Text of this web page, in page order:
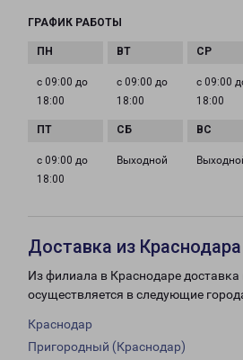
ГРАФИК РАБОТЫ
с 09:00 до
18:00
с 09:00 до
18:00
с 09:00
18:00
с 09:00 до
18:00
Выходной
Доставка из
Из филиала в Краснодаре доставка
осуществляется в следующие
Краснодар
Пригородный (Краснодар)